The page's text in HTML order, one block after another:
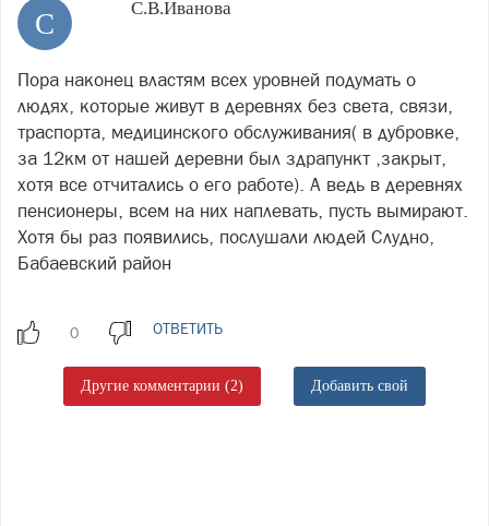
С С.В.Иванова
Пора наконец властям всех уровней подумать о
людях, которые живут в деревнях без света, связи,
траспорта, медицинского обслуживания( в дубровке,
за 12км от нашей деревни был здрапункт ,закрыт,
хотя все отчитались о его работе). А ведь в деревнях
пенсионеры, всем на них наплевать, пусть вымирают.
Хотя бы раз появились, послушали людей Слудно,
Бабаевский район
ОТВЕТИТЬ
Другие комментарии (2) Добавить свой